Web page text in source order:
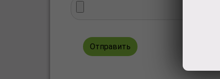
Отправить